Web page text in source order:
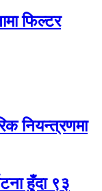
फिल्टर
नियन्त्रणमा
हुँदा ९३